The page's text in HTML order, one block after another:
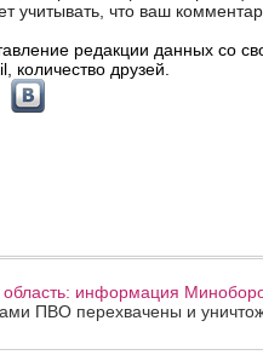
область: информация
ПВО перехвачены и